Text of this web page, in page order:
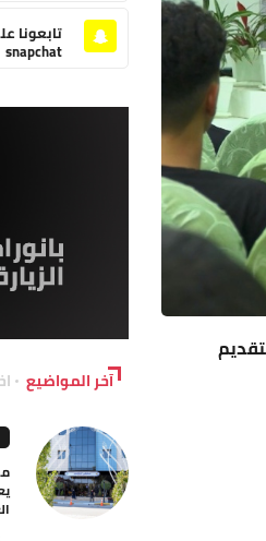
تابعونا
snapchat
آخر المواضيع